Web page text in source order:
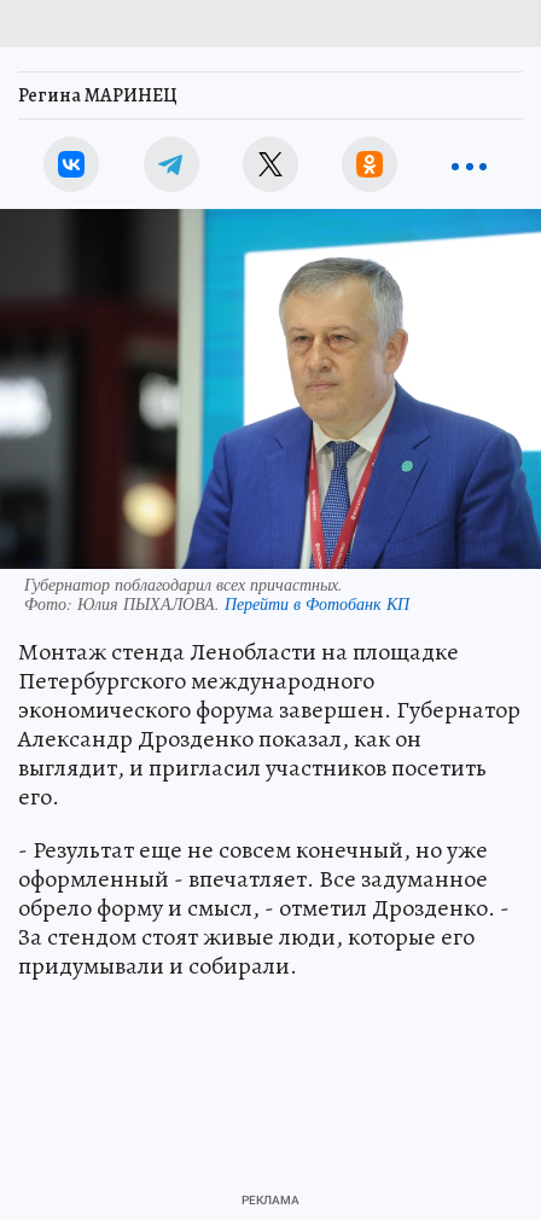
Регина МАРИНЕЦ
Губернатор поблагодарил всех причастных.
Фото: Юлия ПЫХАЛОВА. Перейти в Фотобанк КП
Монтаж стенда Ленобласти на площадке
Петербургского международного
экономического форума завершен. Губернатор
Александр Дрозденко показал, как он
выглядит, и пригласил участников посетить
его.
- Результат еще не совсем конечный, но уже
оформленный - впечатляет. Все задуманное
обрело форму и смысл, - отметил Дрозденко. -
За стендом стоят живые люди, которые его
придумывали и собирали.